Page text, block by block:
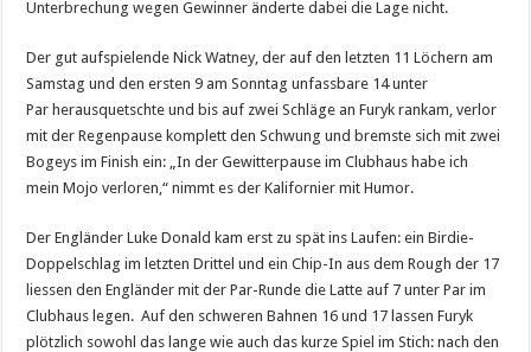
Unterbrechung wegen Gewinner änderte dabei die Lage nicht.
Der gut aufspielende Nick Watney, der auf den letzten 11 Löchern am
Samstag und den ersten 9 am Sonntag unfassbare 14 unter
Par herausquetschte und bis auf zwei Schläge an Furyk rankam, verlor
mit der Regenpause komplett den Schwung und bremste sich mit zwei
Bogeys im Finish ein: „In der Gewitterpause im Clubhaus habe ich
mein Mojo verloren,“ nimmt es der Kalifornier mit Humor.
Der Engländer Luke Donald kam erst zu spät ins Laufen: ein Birdie-
Doppelschlag im letzten Drittel und ein Chip-In aus dem Rough der 17
liessen den Engländer mit der Par-Runde die Latte auf 7 unter Par im
Clubhaus legen. Auf den schweren Bahnen 16 und 17 lassen Furyk
plötzlich sowohl das lange wie auch das kurze Spiel im Stich: nach den